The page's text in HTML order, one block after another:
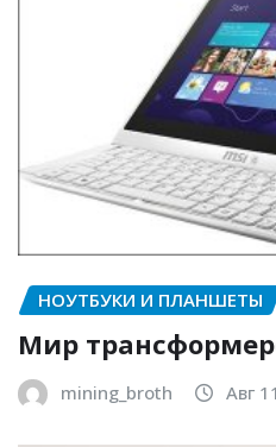
НОУТБУКИ И ПЛАНШЕТЫ
Мир
mining_broth Авг